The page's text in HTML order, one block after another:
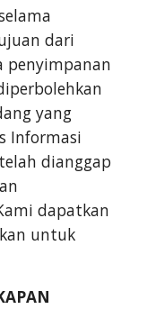
dari
penyimpanan
yang
Informasi
dianggap
dapatkan
untuk